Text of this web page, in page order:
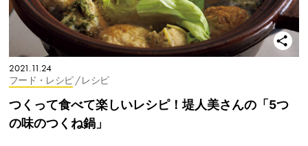
2021.11.24
フード・レシピ / レシピ
つくって食べて楽しいレシピ！堤人美さんの「5つ
の味のつくね鍋」